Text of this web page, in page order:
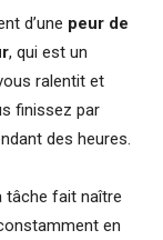
d’une peur de
, qui est un
ralentit et
finissez par
des heures.
tâche fait naître
en